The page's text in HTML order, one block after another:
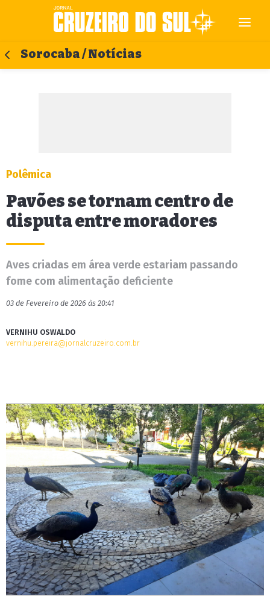
Sorocaba / Notícias
Polêmica
Pavões se tornam centro de
disputa entre moradores
Aves criadas em área verde estariam passando
fome com alimentação deficiente
03 de Fevereiro de 2026 às 20:41
VERNIHU OSWALDO
vernihu.pereira@jornalcruzeiro.com.br